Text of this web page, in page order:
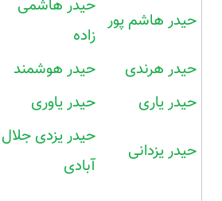
حیدر هاشم پور
حیدر هاشمی
زاده
حیدر هرندی حیدر هوشمند
حیدر یاری
حیدر یاوری
حیدر یزدانی
حیدر یزدی جلال
آبادی